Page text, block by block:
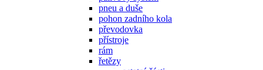
pneu a duše
pohon zadního kola
převodovka
přístroje
rám
řetězy